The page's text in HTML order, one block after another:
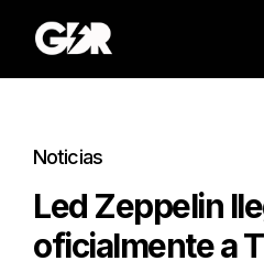
Noticias
Led Zeppelin
oficialmente a